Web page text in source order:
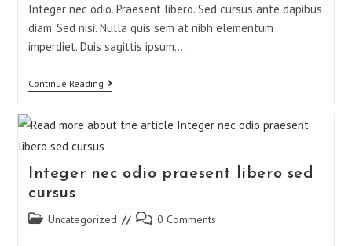
Integer nec odio. Praesent libero. Sed cursus ante dapibus
diam. Sed nisi. Nulla quis sem at nibh elementum
imperdiet. Duis sagittis ipsum.…
Continue Reading
Integer nec odio praesent libero sed
cursus
Uncategorized 0 Comments